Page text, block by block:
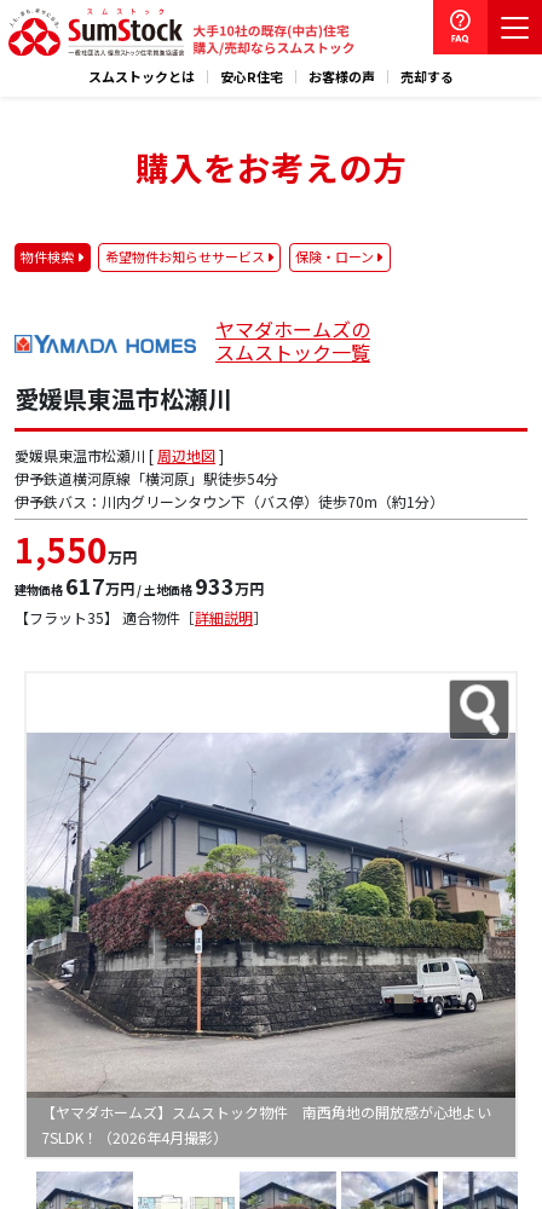
スムストックとは 安心R住宅 お客様の声 売却する
購入をお考えの方
物件検索 希望物件お知らせサービス 保険・ローン
ヤマダホームズの
スムストック一覧
愛媛県東温市松瀬川
愛媛県東温市松瀬川 [ 周辺地図]
伊予鉄道横河原線「横河原」駅徒歩54分
伊予鉄バス：川内グリーンタウン下（バス停）徒歩70m（約1分）
1,550万円
建物価格 617万円 / 土地価格 933万円
【フラット35】 適合物件［詳細説明］
【ヤマダホームズ】スムストック物件 南西角地の開放感が心地よい
7SLDK！（2026年4月撮影）